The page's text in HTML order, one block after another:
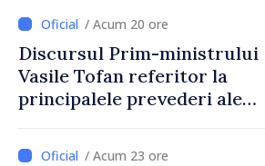
stimularea investițiilor și o
taxare mai echitabilă
/ Acum 20 ore
Discursul Prim-ministrului
Vasile Tofan referitor la
principalele prevederi ale
2027
/ Acum 23 ore